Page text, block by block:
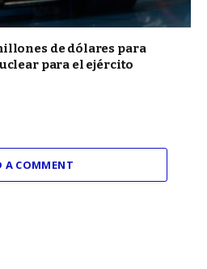
de dólares para
para el ejército
A COMMENT